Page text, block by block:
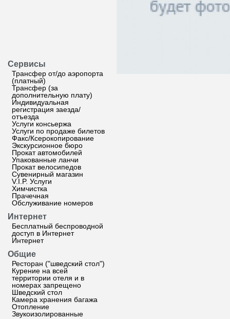
Сервисы
Трансфер от/до аэропорта
(платный)
Трансфер (за
дополнительную плату)
Индивидуальная
регистрация заезда/
отъезда
Услуги консьержа
Услуги по продаже билетов
Факс/Ксерокопирование
Экскурсионное бюро
Прокат автомобилей
Упакованные ланчи
Прокат велосипедов
Сувенирный магазин
V.I.P. Услуги
Химчистка
Прачечная
Обслуживание номеров
Интернет
Бесплатный беспроводной
доступ в Интернет
Интернет
Общие
Ресторан ("шведский стол")
Курение на всей
территории отеля и в
номерах запрещено
Шведский стол
Камера хранения багажа
Отопление
Звукоизолированные